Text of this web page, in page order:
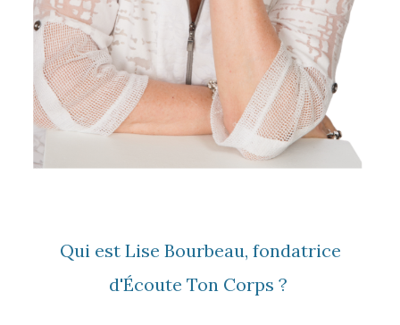
Qui est Lise Bourbeau, fondatrice
d'Écoute Ton Corps ?